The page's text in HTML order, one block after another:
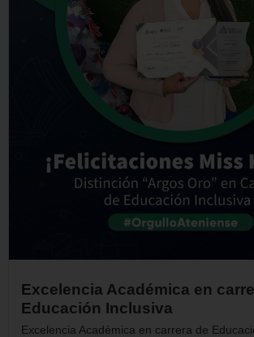
Excelencia Académica en
Educación Inclusiva
Excelencia Académica en carrera de